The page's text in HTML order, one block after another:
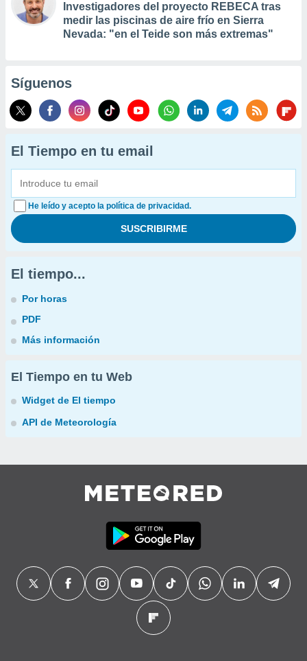
Investigadores del proyecto REBECA tras
medir las piscinas de aire frío en Sierra
Nevada: "en el Teide son más extremas"
Síguenos
El Tiempo en tu email
He leído y acepto la política de privacidad.
El tiempo...
Por horas
PDF
Más información
El Tiempo en tu Web
Widget de El tiempo
API de Meteorología